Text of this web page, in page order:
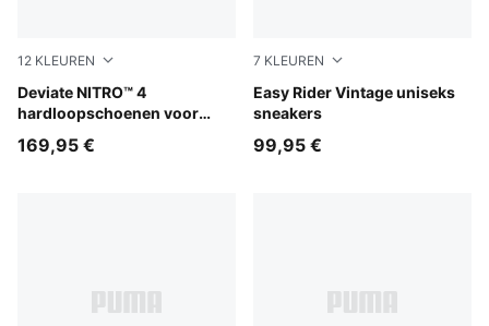
12 KLEUREN
Deviate NITRO™ 4
hardloopschoenen voor
PUMA Black-PUMA White-PUMA Silver
169,95 €
7 KLEUREN
Easy Rider Vintage uniseks
sneakers
Moody Gray-PUMA White
99,95 €